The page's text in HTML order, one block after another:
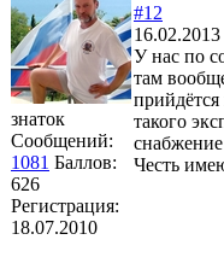
знаток
Сообщений:
1081 Баллов:
626
Регистрация:
18.07.2010
#12
16.02.2013
У нас по
там
такого
Честь